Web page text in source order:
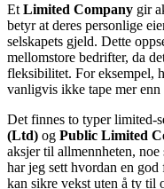
Et Limited Company gir
betyr at deres personlige
selskapets gjeld. Dette
mellomstore bedrifter, da
fleksibilitet. For eksempel,
vanligvis ikke tape mer
Det finnes to typer limited-
(Ltd) og Public Limited
aksjer til allmennheten,
har jeg sett hvordan en
kan sikre vekst uten å ty til